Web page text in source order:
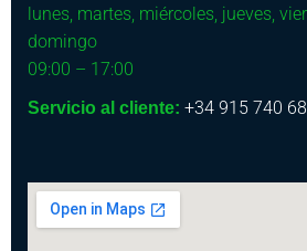
lunes, martes, miércoles, jueves,
domingo
09:00 – 17:00
Servicio al cliente: +34 915 740